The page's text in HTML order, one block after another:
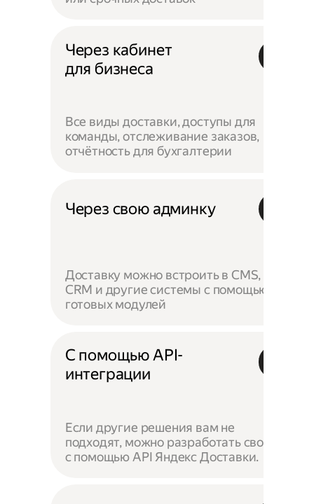
Через кабинет
для бизнеса
Все виды доставки, доступы для
команды, отслеживание заказов,
отчётность для бухгалтерии
Через свою админку
Доставку можно встроить в CMS,
CRM и другие системы с помощью
готовых модулей
С помощью API-
интеграции
Если другие решения вам не
подходят, можно разработать своё —
с помощью API Яндекс Доставки.